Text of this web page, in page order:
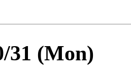
31 (Mon)